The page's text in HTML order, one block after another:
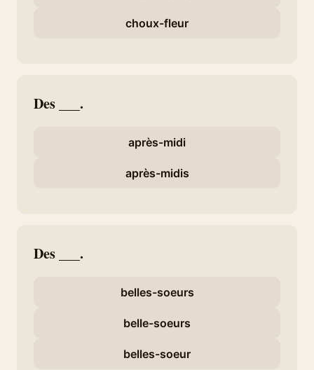
choux-fleur
Des ___.
après-midi
après-midis
Des ___.
belles-soeurs
belle-soeurs
belles-soeur